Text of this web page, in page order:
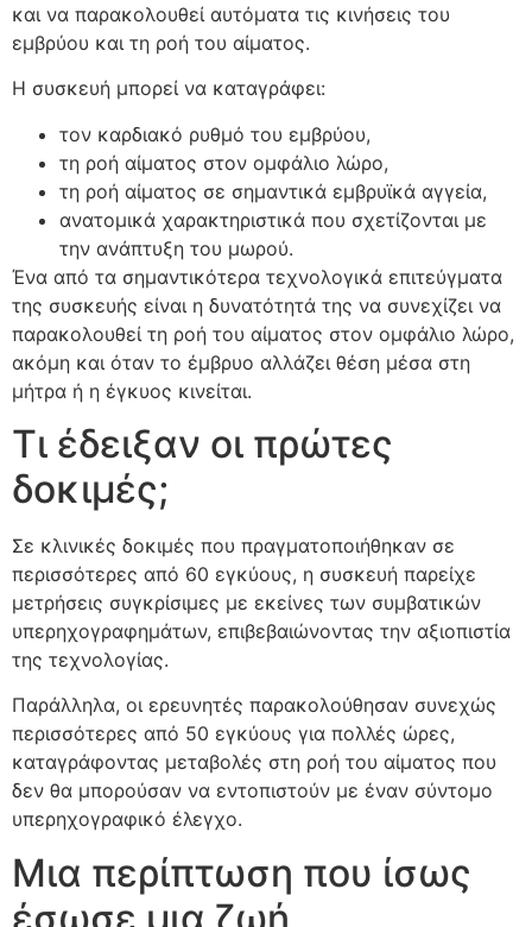
και να παρακολουθεί αυτόματα τις κινήσεις του
εμβρύου και τη ροή του αίματος.
Η συσκευή μπορεί να καταγράφει:
τον καρδιακό ρυθμό του εμβρύου,
τη ροή αίματος στον ομφάλιο λώρο,
τη ροή αίματος σε σημαντικά εμβρυϊκά αγγεία,
ανατομικά χαρακτηριστικά που σχετίζονται με
την ανάπτυξη του μωρού.
Ένα από τα σημαντικότερα τεχνολογικά επιτεύγματα
της συσκευής είναι η δυνατότητά της να συνεχίζει να
παρακολουθεί τη ροή του αίματος στον ομφάλιο λώρο,
ακόμη και όταν το έμβρυο αλλάζει θέση μέσα στη
μήτρα ή η έγκυος κινείται.
Τι έδειξαν οι πρώτες
δοκιμές;
Σε κλινικές δοκιμές που πραγματοποιήθηκαν σε
περισσότερες από 60 εγκύους, η συσκευή παρείχε
μετρήσεις συγκρίσιμες με εκείνες των συμβατικών
υπερηχογραφημάτων, επιβεβαιώνοντας την αξιοπιστία
της τεχνολογίας.
Παράλληλα, οι ερευνητές παρακολούθησαν συνεχώς
περισσότερες από 50 εγκύους για πολλές ώρες,
καταγράφοντας μεταβολές στη ροή του αίματος που
δεν θα μπορούσαν να εντοπιστούν με έναν σύντομο
υπερηχογραφικό έλεγχο.
Μια περίπτωση που ίσως
έσωσε μια ζωή